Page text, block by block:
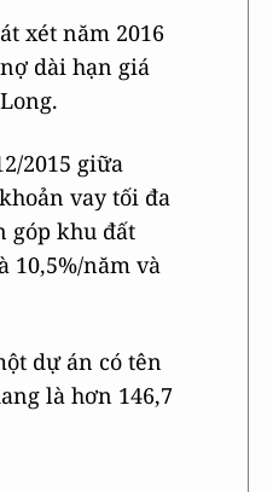
xét năm 2016
dài hạn giá
2015 giữa
vay tối đa
góp khu đất
10,5%/năm và
dự án có tên
là hơn 146,7